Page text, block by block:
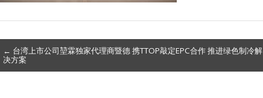
Post
navigation
← 台湾上市公司堃霖独家代理商暨德 携TTOP敲定EPC合作 推进绿色制冷解
决方案